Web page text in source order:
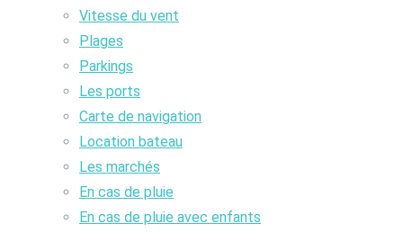
Vitesse du vent
Plages
Parkings
Les ports
Carte de navigation
Location bateau
Les marchés
En cas de pluie
En cas de pluie avec enfants